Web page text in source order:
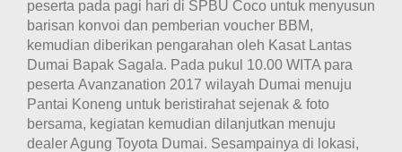
peserta pada pagi hari di SPBU Coco untuk menyusun
barisan konvoi dan pemberian voucher BBM,
kemudian diberikan pengarahan oleh Kasat Lantas
Dumai Bapak Sagala. Pada pukul 10.00 WITA para
peserta Avanzanation 2017 wilayah Dumai menuju
Pantai Koneng untuk beristirahat sejenak & foto
bersama, kegiatan kemudian dilanjutkan menuju
dealer Agung Toyota Dumai. Sesampainya di lokasi,